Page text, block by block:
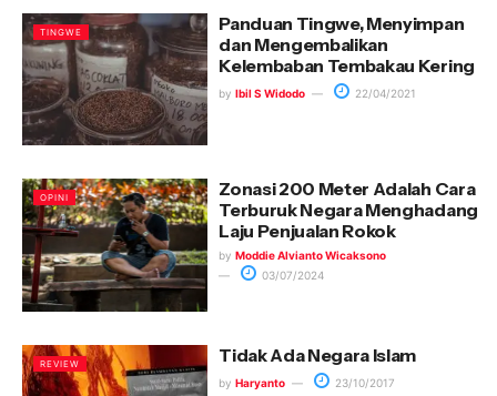
TINGWE
Panduan Tingwe, Menyimpan
dan Mengembalikan
Kelembaban Tembakau Kering
by Ibil S Widodo 22/04/2021
OPINI
Zonasi 200 Meter Adalah Cara
Terburuk Negara Menghadang
Laju Penjualan Rokok
by Moddie Alvianto Wicaksono
03/07/2024
REVIEW Tidak Ada Negara Islam
by Haryanto 23/10/2017